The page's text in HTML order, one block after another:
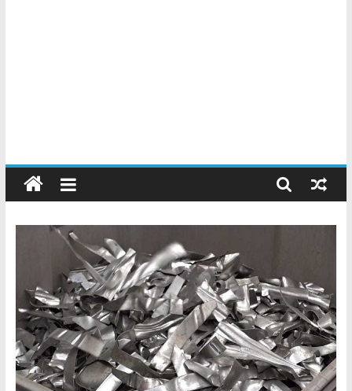
Chatarreros
–
Precio
de
Chatarra
Directorio